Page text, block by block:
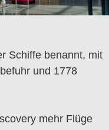
Schiffe benannt, mit
und 1778
mehr Flüge